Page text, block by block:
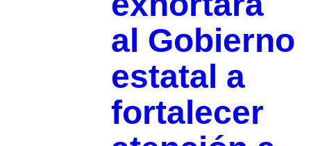
al Gobierno
estatal a
fortalecer